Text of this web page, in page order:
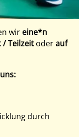
wir eine*n
/ Teilzeit oderauf
durch